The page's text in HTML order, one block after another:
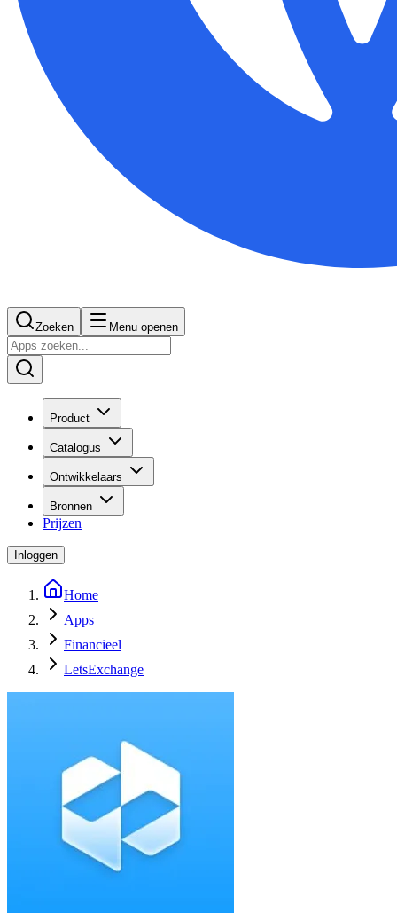
Zoeken Menu openen
Product
Catalogus
Ontwikkelaars
Bronnen
Prijzen
Inloggen
Home
Apps
Financieel
LetsExchange